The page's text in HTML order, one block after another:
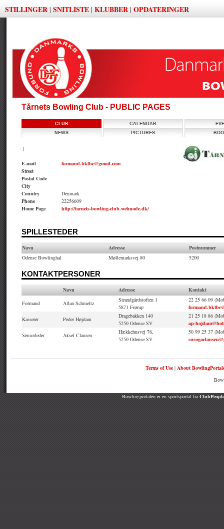
STILLINGER | SNITLISTE | KLUBBER | OPDATERINGER
Tårnets Bowling Club - PUBLIC PAGES
CLUB CALENDAR
NEWS
PICTURES
|
E-mail
formand.bktbc@gmail.com
Street
Postal Code
City
Country
Denmark
Phone
22256609
Home Page
http://tarnets-bowling-club.webnode.dk/
SPILLESTEDER
Navn Adresse
Postnummer
Odense Bowlinghal
Møllemarksvej 80 5200
KONTAKTPERSONER
Navn Adresse
Kontakt
Formand
Allan Schmeltz
Strandgårdstoften 1
5871 Frørup
22 25 66 09
Kasserer
Peder Højdam
Dragebakken 140
5250 Odense SV
21 25 18 86
ap-
Seniorleder
Aksel Clausen
Hækkehusvej 76,
5250 Odense SV
50 99 25 37
Terms of Use| About
Bowlingportalen er en sportsportal fra